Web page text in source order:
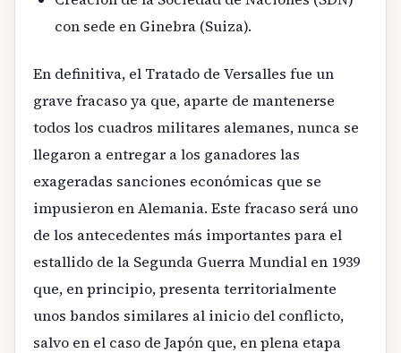
con sede en Ginebra (Suiza).
En definitiva, el Tratado de Versalles fue un
grave fracaso ya que, aparte de mantenerse
todos los cuadros militares alemanes, nunca se
llegaron a entregar a los ganadores las
exageradas sanciones económicas que se
impusieron en Alemania. Este fracaso será uno
de los antecedentes más importantes para el
estallido de la Segunda Guerra Mundial en 1939
que, en principio, presenta territorialmente
unos bandos similares al inicio del conflicto,
salvo en el caso de Japón que, en plena etapa